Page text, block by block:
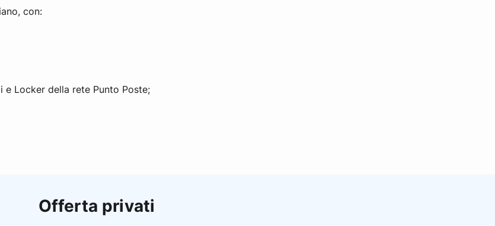
con:
Locker della rete Punto Poste;
Offerta privati